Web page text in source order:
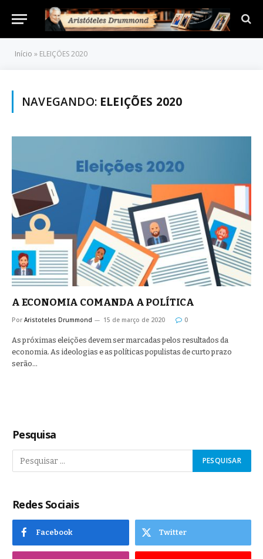
Início » ELEIÇÕES 2020
NAVEGANDO: ELEIÇÕES 2020
A ECONOMIA COMANDA A POLÍTICA
Por Aristoteles Drummond 15 de março de 2020 0
As próximas eleições devem ser marcadas pelos resultados da
economia. As ideologias e as políticas populistas de curto prazo
serão…
Pesquisa
Redes Sociais
Facebook Twitter